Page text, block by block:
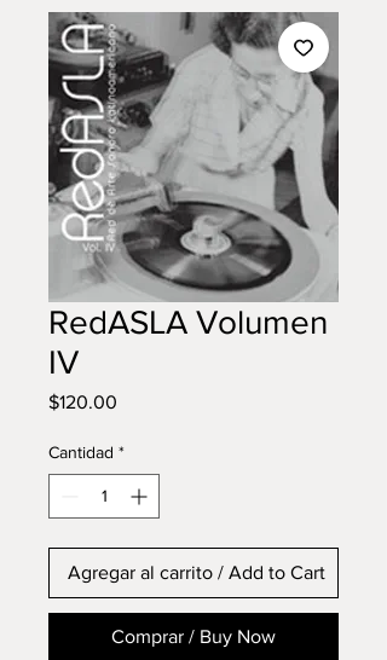
RedASLA Volumen
IV
$120.00
Cantidad *
Agregar al carrito / Add to Cart
Comprar / Buy Now